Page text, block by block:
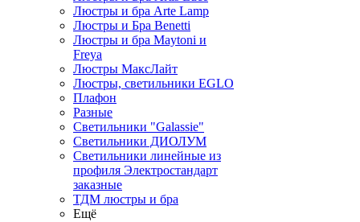
Люстры и бра Arte Lamp
Люстры и Бра Benetti
Люстры и бра Maytoni и
Freya
Люстры МаксЛайт
Люстры, светильники EGLO
Плафон
Разные
Светильники "Galassie"
Светильники ДИОЛУМ
Светильники линейные из
профиля Электростандарт
заказные
ТДМ люстры и бра
Ещё